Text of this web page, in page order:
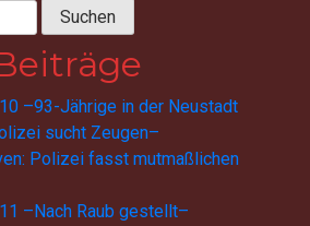
–93-Jährige in der Neustadt
sucht Zeugen–
Polizei fasst mutmaßlichen
–Nach Raub gestellt–